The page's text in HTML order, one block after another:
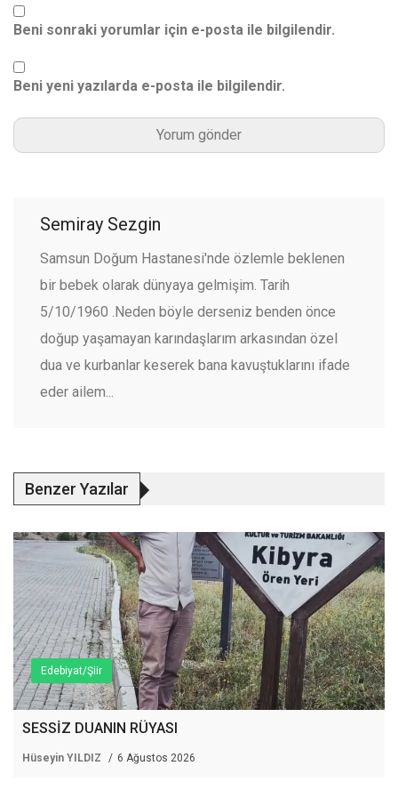
Beni sonraki yorumlar için e-posta ile bilgilendir.
Beni yeni yazılarda e-posta ile bilgilendir.
Semiray Sezgin
Samsun Doğum Hastanesi'nde özlemle beklenen
bir bebek olarak dünyaya gelmişim. Tarih
5/10/1960 .Neden böyle derseniz benden önce
doğup yaşamayan karındaşlarım arkasından özel
dua ve kurbanlar keserek bana kavuştuklarını ifade
eder ailem...
Benzer Yazılar
Edebiyat/Şiir
SESSİZ DUANIN RÜYASI
Hüseyin YILDIZ 6 Ağustos 2026